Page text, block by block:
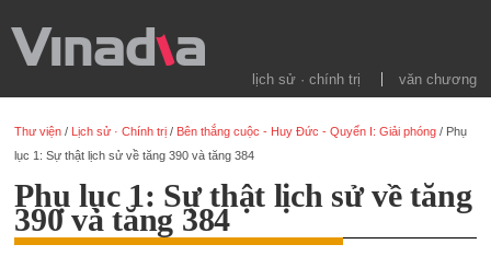
lịch sử · chính trị văn chương
Thư viện / Lịch sử · Chính trị / Bên thắng cuộc - Huy Đức - Quyển I: Giải phóng / Phụ
lục 1: Sự thật lịch sử về tăng 390 và tăng 384
Phụ lục 1: Sự thật lịch sử về tăng
390 và tăng 384